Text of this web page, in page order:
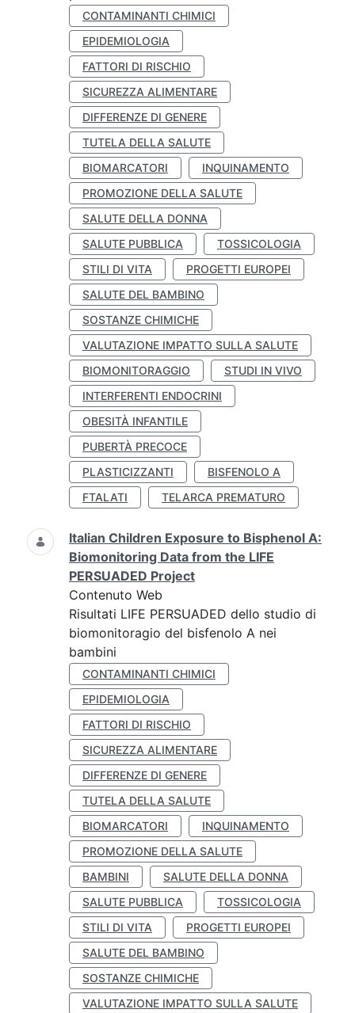
CONTAMINANTI CHIMICI
EPIDEMIOLOGIA
FATTORI DI RISCHIO
SICUREZZA ALIMENTARE
DIFFERENZE DI GENERE
TUTELA DELLA SALUTE
BIOMARCATORI
INQUINAMENTO
PROMOZIONE DELLA SALUTE
SALUTE DELLA DONNA
SALUTE PUBBLICA
TOSSICOLOGIA
STILI DI VITA
PROGETTI EUROPEI
SALUTE DEL BAMBINO
SOSTANZE CHIMICHE
VALUTAZIONE IMPATTO SULLA SALUTE
BIOMONITORAGGIO
STUDI IN VIVO
INTERFERENTI ENDOCRINI
OBESITÀ INFANTILE
PUBERTÀ PRECOCE
PLASTICIZZANTI
BISFENOLO A
FTALATI
TELARCA PREMATURO
Italian Children Exposure to Bisphenol A:
Biomonitoring Data from the LIFE
PERSUADED Project
Contenuto Web
Risultati LIFE PERSUADED dello studio di
biomonitoragio del bisfenolo A nei
bambini
CONTAMINANTI CHIMICI
EPIDEMIOLOGIA
FATTORI DI RISCHIO
SICUREZZA ALIMENTARE
DIFFERENZE DI GENERE
TUTELA DELLA SALUTE
BIOMARCATORI
INQUINAMENTO
PROMOZIONE DELLA SALUTE
BAMBINI
SALUTE DELLA DONNA
SALUTE PUBBLICA
TOSSICOLOGIA
STILI DI VITA
PROGETTI EUROPEI
SALUTE DEL BAMBINO
SOSTANZE CHIMICHE
VALUTAZIONE IMPATTO SULLA SALUTE